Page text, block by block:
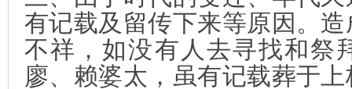
有记载及留传下来等原因。
不祥，如没有人去寻找和祭
廖、赖婆太，虽有记载葬于